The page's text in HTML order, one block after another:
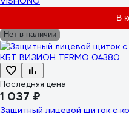
В
Нет в наличии
Последняя цена
1 037 ₽
Защитный лицевой щиток с